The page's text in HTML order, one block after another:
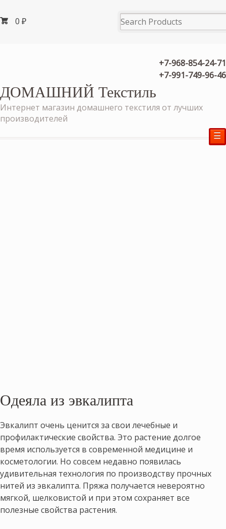
0 ₽
+7-968-854-24-71
+7-991-749-96-46
ДОМАШНИЙ Текстиль
Интернет магазин домашнего текстиля от лучших
производителей
☰
Одеяла из эвкалипта
Эвкалипт очень ценится за свои лечебные и
профилактические свойства. Это растение долгое
время используется в современной медицине и
косметологии. Но совсем недавно появилась
удивительная технология по производству прочных
нитей из эвкалипта. Пряжа получается невероятно
мягкой, шелковистой и при этом сохраняет все
полезные свойства растения.